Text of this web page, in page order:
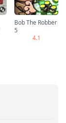
Bob The Robber
5
4.1